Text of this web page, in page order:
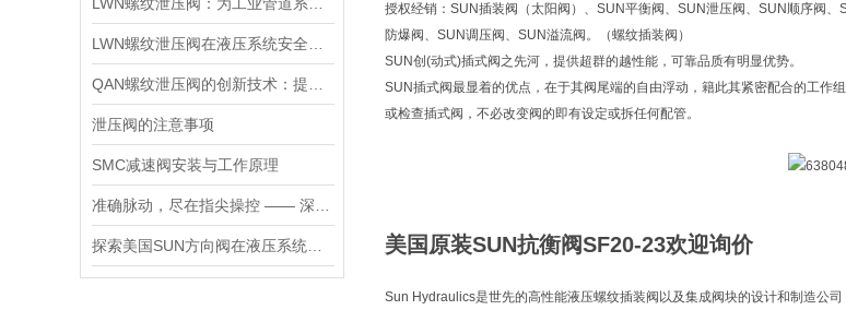
泄压阀的注意事项
SMC减速阀安装与工作原理
授权经销：SUN插装阀（太阳阀）、SUN平衡阀、SUN泄压阀、SUN顺序阀
防爆阀、SUN调压阀、SUN溢流阀。（螺纹插装阀）
SUN创(动式)插式阀之先河，提供超群的越性能，可靠品质有明显优势。
SUN插式阀最显着的优点，在于其阀尾端的自由浮动，籍此其紧密配合的工作
或检查插式阀，不必改变阀的即有设定或拆任何配管。
美国原装SUN抗衡阀SF20-23欢迎询价
Sun Hydraulics是世先的高性能液压螺纹插装阀以及集成阀块的设计和制造公